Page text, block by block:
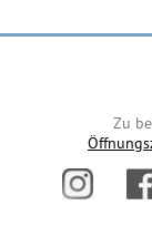
Zu